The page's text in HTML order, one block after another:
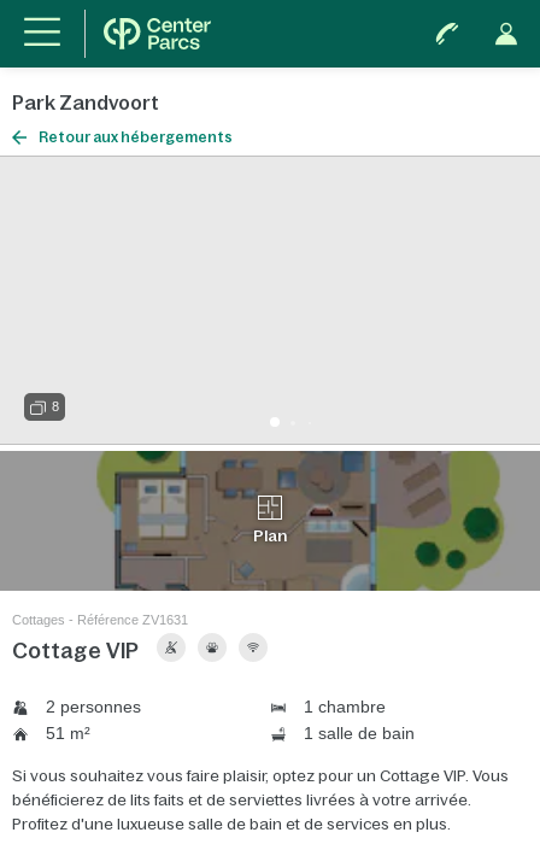
Park Zandvoort
Retour aux hébergements
8
Plan
Cottages - Référence ZV1631
Cottage VIP
2 personnes
1 chambre
51 m²
1 salle de bain
Si vous souhaitez vous faire plaisir, optez pour un Cottage VIP. Vous
bénéficierez de lits faits et de serviettes livrées à votre arrivée.
Profitez d'une luxueuse salle de bain et de services en plus.